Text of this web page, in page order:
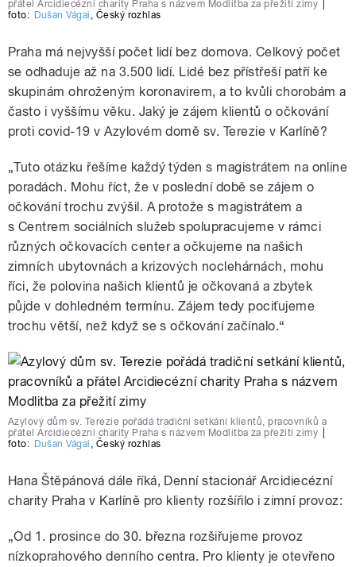
přátel Arcidiecézní charity Praha s názvem Modlitba za přežití zimy
foto: Dušan Vágai Český rozhlas
Praha má nejvyšší počet lidí bez domova. Celkový počet
se odhaduje až na 3.500 lidí. Lidé bez přístřeší patří ke
skupinám ohroženým koronavirem, a to kvůli chorobám a
často i vyššímu věku. Jaký je zájem klientů o očkování
proti covid-19 v Azylovém domě sv. Terezie v Karlíně?
„Tuto otázku řešíme každý týden s magistrátem na online
poradách. Mohu říct, že v poslední době se zájem o
očkování trochu zvýšil. A protože s magistrátem a
s Centrem sociálních služeb spolupracujeme v rámci
různých očkovacích center a očkujeme na našich
zimních ubytovnách a krizových noclehárnách, mohu
říci, že polovina našich klientů je očkovaná a zbytek
půjde v dohledném termínu. Zájem tedy pociťujeme
trochu větší, než když se s očkování začínalo.“
Azylový dům sv. Terezie pořádá tradiční setkání klientů, pracovníků a
přátel Arcidiecézní charity Praha s názvem Modlitba za přežití zimy
foto: Dušan Vágai Český rozhlas
Hana Štěpánová dále říká, Denní stacionář Arcidiecézní
charity Praha v Karlíně pro klienty rozšířilo i zimní provoz:
„Od 1. prosince do 30. března rozšiřujeme provoz
nízkoprahového denního centra. Pro klienty je otevřeno